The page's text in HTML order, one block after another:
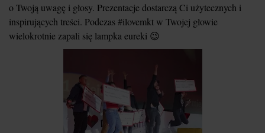
o Twoją uwagę i głosy. Prezentacje dostarczą Ci użytecznych i
inspirujących treści. Podczas #ilovemkt w Twojej głowie
wielokrotnie zapali się lampka eureki 😉